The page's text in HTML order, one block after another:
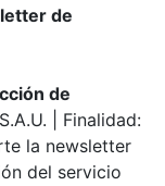
de
de
| Finalidad:
la newsletter
del servicio